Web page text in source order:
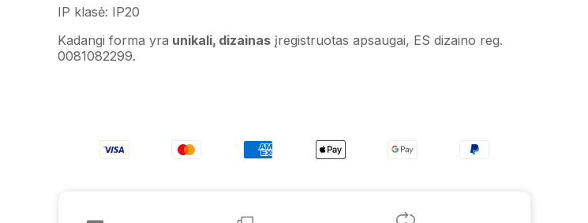
IP klasė: IP20
Kadangi forma yra unikali, dizainas įregistruotas apsaugai, ES dizaino reg.
0081082299.